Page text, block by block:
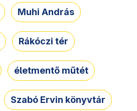
Muhi András
Rákóczi tér
életmentő műtét
Szabó Ervin könyvtár